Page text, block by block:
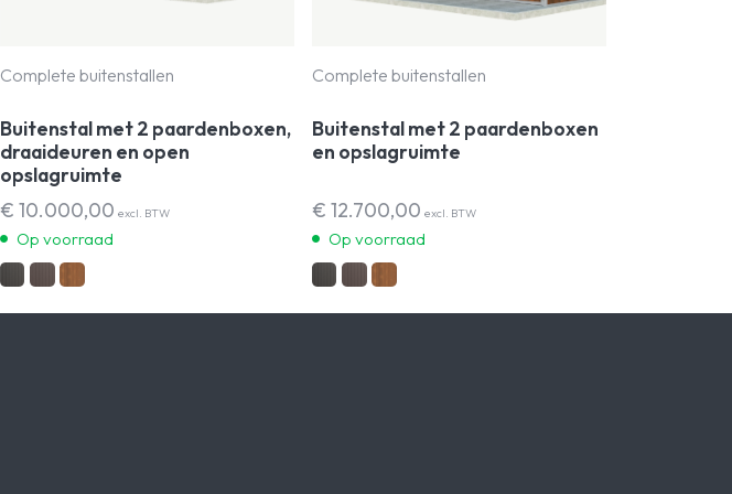
Complete buitenstallen
Buitenstal met 2 paardenboxen,
draaideuren en open
opslagruimte
€ 10.000,00 excl. BTW
Op voorraad
Complete buitenstallen
Buitenstal met 2 paardenboxen
en opslagruimte
€ 12.700,00 excl. BTW
Op voorraad